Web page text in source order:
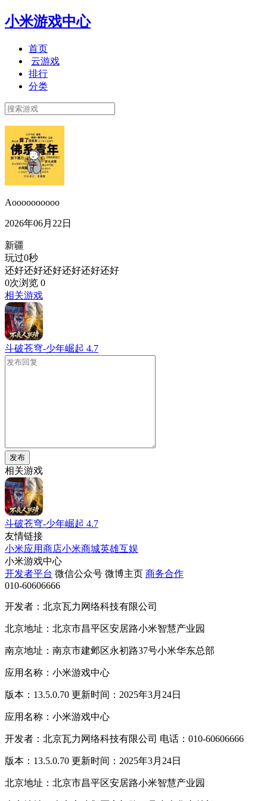
小米游戏中心
首页
云游戏
排行
分类
Aoooooooooo
2026年06月22日
新疆
玩过0秒
还好还好还好还好还好还好
0次浏览 0
相关游戏
斗破苍穹-少年崛起 4.7
发布
相关游戏
斗破苍穹-少年崛起 4.7
友情链接
小米应用商店小米商城英雄互娱
小米游戏中心
开发者平台 微信公众号 微博主页 商务合作
010-60606666
开发者：北京瓦力网络科技有限公司
北京地址：北京市昌平区安居路小米智慧产业园
南京地址：南京市建邺区永初路37号小米华东总部
应用名称：小米游戏中心
版本：13.5.0.70 更新时间：2025年3月24日
应用名称：小米游戏中心
开发者：北京瓦力网络科技有限公司 电话：010-60606666
版本：13.5.0.70 更新时间：2025年3月24日
北京地址：北京市昌平区安居路小米智慧产业园